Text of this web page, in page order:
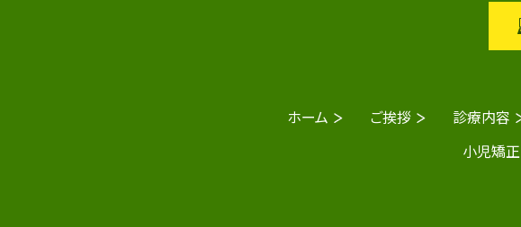
ホーム ご挨拶
診療内容
小児矯正